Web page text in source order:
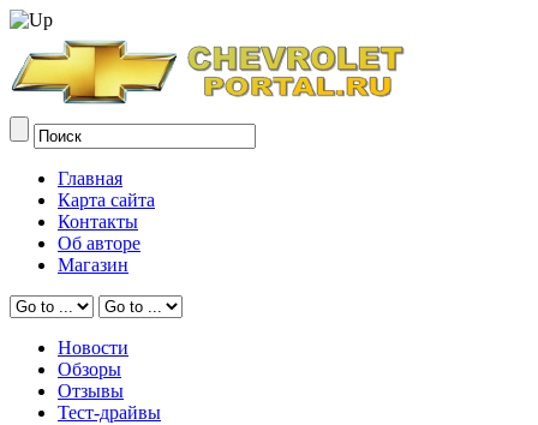
Главная
Карта сайта
Контакты
Об авторе
Магазин
Новости
Обзоры
Отзывы
Тест-драйвы